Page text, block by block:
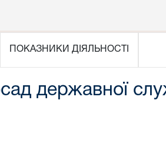
ПОКАЗНИКИ ДІЯЛЬНОСТІ
державної